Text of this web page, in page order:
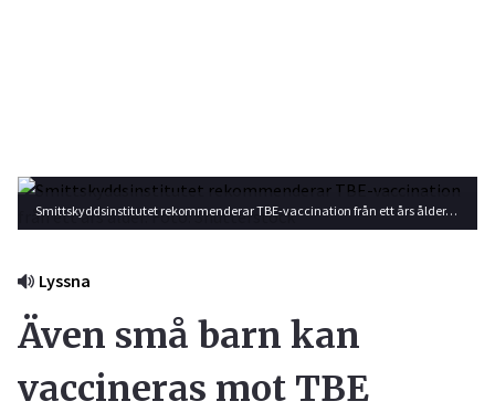
Smittskyddsinstitutet rekommenderar TBE-vaccination från ett års ålder. Foto: Shutterstock
Lyssna
Även små barn kan
vaccineras mot TBE